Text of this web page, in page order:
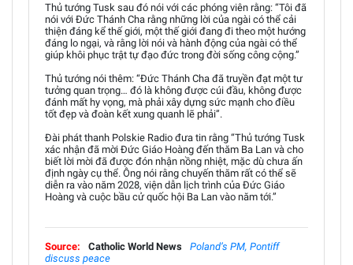
Thủ tướng Tusk sau đó nói với các phóng viên rằng: “Tôi đã
nói với Đức Thánh Cha rằng những lời của ngài có thể cải
thiện đáng kể thế giới, một thế giới đang đi theo một hướng
đáng lo ngại, và rằng lời nói và hành động của ngài có thể
giúp khôi phục trật tự đạo đức trong đời sống công cộng.”
Thủ tướng nói thêm: “Đức Thánh Cha đã truyền đạt một tư
tưởng quan trọng… đó là không được cúi đầu, không được
đánh mất hy vọng, mà phải xây dựng sức mạnh cho điều
tốt đẹp và đoàn kết xung quanh lẽ phải”.
Đài phát thanh Polskie Radio đưa tin rằng “Thủ tướng Tusk
xác nhận đã mời Đức Giáo Hoàng đến thăm Ba Lan và cho
biết lời mời đã được đón nhận nồng nhiệt, mặc dù chưa ấn
định ngày cụ thể. Ông nói rằng chuyến thăm rất có thể sẽ
diễn ra vào năm 2028, viện dẫn lịch trình của Đức Giáo
Hoàng và cuộc bầu cử quốc hội Ba Lan vào năm tới.”
Source: Catholic World News
Poland’s PM, Pontiff
discuss peace